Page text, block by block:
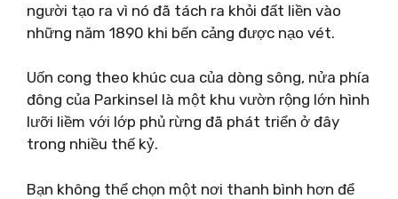
người tạo ra vì nó đã tách ra khỏi đất liền vào
những năm 1890 khi bến cảng được nạo vét.
Uốn cong theo khúc cua của dòng sông, nửa phía
đông của Parkinsel là một khu vườn rộng lớn hình
lưỡi liềm với lớp phủ rừng đã phát triển ở đây
trong nhiều thế kỷ.
Bạn không thể chọn một nơi thanh bình hơn để